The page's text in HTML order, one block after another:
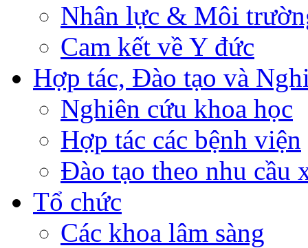
Nhân lực & Môi
Cam kết về Y đức
Hợp tác, Đào tạo và
Nghiên cứu khoa học
Hợp tác các bệnh viện
Đào tạo theo nhu cầu
Tổ chức
Các khoa lâm sàng